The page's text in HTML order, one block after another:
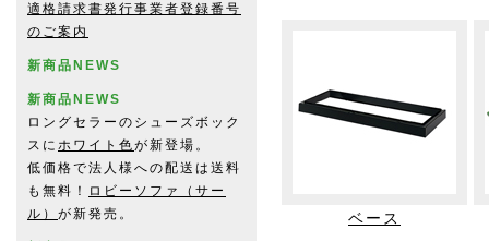
適格請求書発行事業者登録番号
のご案内
新商品NEWS
新商品NEWS
ロングセラーのシューズボック
スに ホワイト色が新登場。
低価格で法人様への配送は送料
も無料！
ロビーソファ（サー
ル） が新発売。 ベース